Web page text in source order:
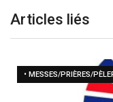
Articles liés
• MESSES/PRIÈRES/